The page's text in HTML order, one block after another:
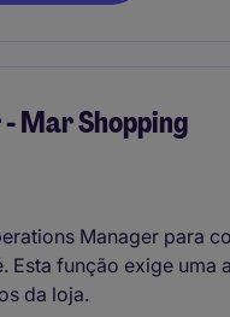
Mar Shopping
Manager para
Esta função exige uma
da loja.